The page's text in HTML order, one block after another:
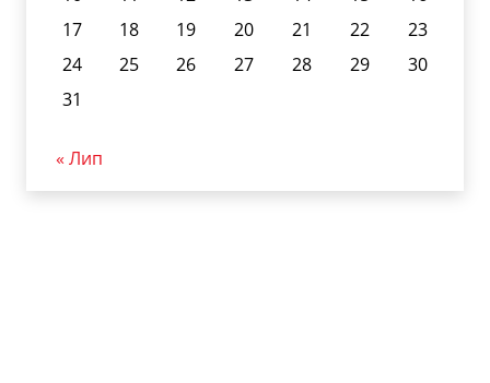
17
18 19 20 21 22
23
24
25 26 27 28 29
30
31
« Лип